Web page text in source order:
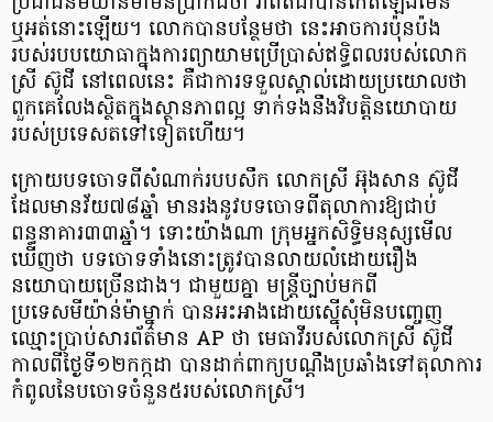
ឬអត់នោះឡើយ។ លោកបានបន្ថែមថា នេះអាចការប៉ុនប៉ង
របស់របបយោធាក្នុងការព្យាយាមប្រើប្រាស់ឥទ្ធិពលរបស់លោក
ស្រី ស៊ូជី នៅពេលនេះ គឺជាការទទួលស្គាល់ដោយប្រយោលថា
ពួកគេលែងស្ថិតក្នុងស្ថានភាពល្អ ទាក់ទងនឹងវិបត្តិនយោបាយ
របស់ប្រទេសតទៅទៀតហើយ។
ក្រោយបទចោទពីសំណាក់របបសឹក លោកស្រី អ៊ុងសាន ស៊ូជី
ដែលមានវ័យ៧៨ឆ្នាំ មានរងនូវបទចោទពីតុលាការឱ្យជាប់
ពន្ធនាគារ៣៣ឆ្នាំ។ ទោះយ៉ាងណា ក្រុមអ្នកសិទ្ធិមនុស្សមើល
ឃើញថា បទចោទទាំងនោះត្រូវបានលាយលំដោយរឿង
នយោបាយច្រើនជាង។ ជាមួយគ្នា មន្ត្រីច្បាប់មកពី
ប្រទេសមីយ៉ាន់ម៉ាម្នាក់ បានអះអាងដោយស្នើសុំមិនបញ្ចេញ
ឈ្មោះប្រាប់សារព័ត៌មាន AP ថា មេធាវីរបស់លោកស្រី ស៊ូជី
កាលពីថ្ងៃទី១២កក្កដា បានដាក់ពាក្យបណ្តឹងប្រឆាំងទៅតុលាការ
កំពូលនៃបចោទចំនួន៥របស់លោកស្រី។